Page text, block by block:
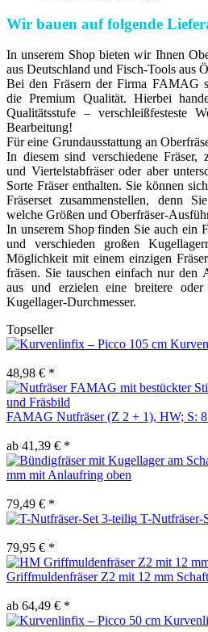
Wir bauen auf folgende
In unserem Shop bieten wir Ihnen
aus Deutschland und Fisch-Tools aus
Bei den Fräsern der Firma FAMAG
die Premium Qualität. Hierbei
Qualitätsstufe – verschleißfesteste
Bearbeitung!
Für eine Grundausstattung an
In diesem sind verschiedene Fräser,
und Viertelstabfräser oder aber
Sorte Fräser enthalten. Sie können
Fräserset zusammenstellen, denn
welche Größen und Oberfräser-
In unserem Shop finden Sie auch ein
und verschieden großen
Möglichkeit mit einem einzigen
fräsen. Sie tauschen einfach nur den
aus und erzielen eine breitere
Kugellager-Durchmesser.
Topseller
48,98 € *
FAMAG Nutfräser (Z 2 + 1), HW; S:
ab 41,39 € *
mm mit Anlaufring oben
79,49 € *
T-Nutfräser-
79,95 € *
Griffmuldenfräser Z2 mit 12 mm Schaft
ab 64,49 € *